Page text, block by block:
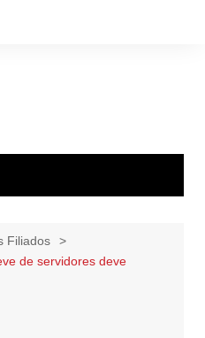
Filiados
de servidores deve